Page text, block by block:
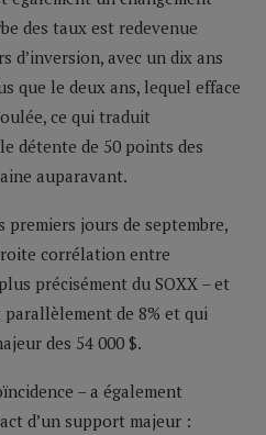
des taux est redevenue
d’inversion, avec un dix ans
que le deux ans, lequel efface
ce qui traduit
détente de 50 points des
auparavant.
premiers jours de septembre,
corrélation entre
précisément du SOXX – et
de 8% et qui
des 54 000 $.
– a également
d’un support majeur :